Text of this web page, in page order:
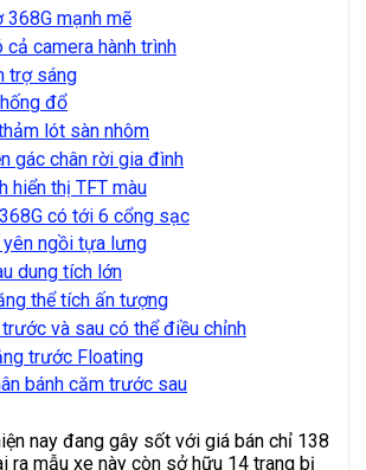
368G mạnh mẽ
cả camera hành trình
trợ sáng
đổ
lót sàn nhôm
gác chân rời gia đình
hiển thị TFT màu
có tới 6 cổng sạc
yên ngồi tựa lưng
dung tích lớn
thể tích ấn tượng
và sau có thể điều chỉnh
trước Floating
bánh căm trước sau
nay đang gây sốt với giá bán chỉ 138
ra mẫu xe này còn sở hữu 14 trang bị